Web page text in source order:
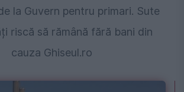
la Guvern pentru primari. Sute
riscă să rămână fără bani din
cauza Ghiseul.ro